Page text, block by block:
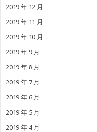
2019 年 12 月
2019 年 11 月
2019 年 10 月
2019 年 9 月
2019 年 8 月
2019 年 7 月
2019 年 6 月
2019 年 5 月
2019 年 4 月